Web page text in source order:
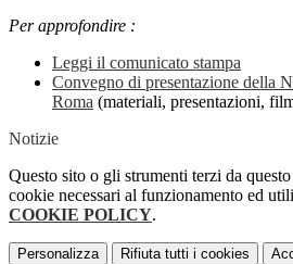
Per approfondire :
Leggi il comunicato stampa
Convegno di presentazione della
Roma (materiali, presentazioni,
Notizie
Questo sito o gli strumenti terzi da
cookie necessari al funzionamento ed
COOKIE POLICY.
Personalizza Rifiuta tutti i cookies